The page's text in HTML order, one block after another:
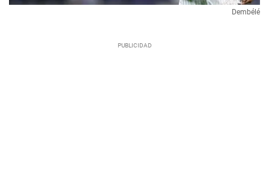
Dembélé